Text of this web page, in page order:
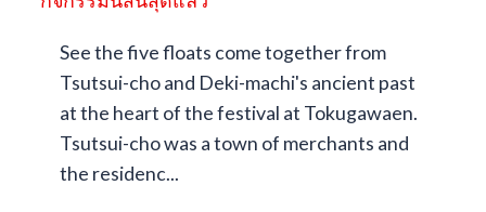
See the five floats come together from
Tsutsui-cho and Deki-machi's ancient past
at the heart of the festival at Tokugawaen.
Tsutsui-cho was a town of merchants and
the residenc...